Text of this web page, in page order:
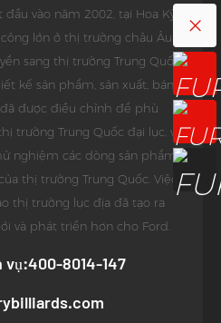
vào năm 2002, tại Hoa Kỳ,
lớn ở thị trường châu Âu
sang thị trường Trung Quốc
kế sản phẩm, sản xuất, bán
được điều chỉnh để phù
trường Trung Quốc đại lục, và
nghiệm các dòng sản phẩm
thị trường Trung Quốc. Việc
thị trường lục địa đã tạo ra
và phát triển hơn cho Ford.
8014-147
×